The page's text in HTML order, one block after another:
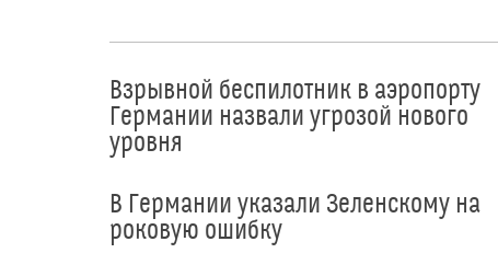
Взрывной беспилотник в аэропорту
Германии назвали угрозой нового
уровня
В Германии указали Зеленскому на
роковую ошибку